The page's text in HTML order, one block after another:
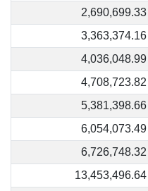
2,690,699.33
3,363,374.16
4,036,048.99
4,708,723.82
5,381,398.66
6,054,073.49
6,726,748.32
13,453,496.64